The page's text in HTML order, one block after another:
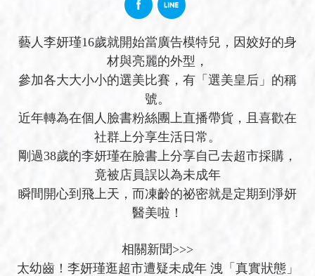
藝人李妍瑾16歲就開始當廣告模特兒，因姣好的身
材與亮麗的外型，
參加各大大小小的選美比賽，有「選美皇后」的稱
號。
近年轉為在個人臉書粉絲團上直播帶貨，且喜歡在
社群上分享生活日常。
剛過38歲的李妍瑾在臉書上分享自己去超市採購，
竟被店員誤以為未成年
瞬間開心到飛上天，而凍齡的祕密就是定期到淨妍
醫美啦！
相關新聞>>>
太幼齒！李妍瑾逛超市遭疑未成年 洩「真實狀態」